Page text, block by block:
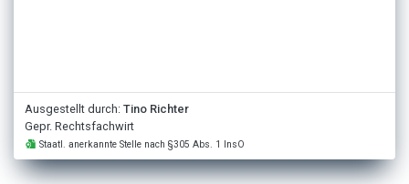
Ausgestellt durch: Tino Richter
Gepr. Rechtsfachwirt
Staatl. anerkannte Stelle nach §305 Abs. 1 InsO